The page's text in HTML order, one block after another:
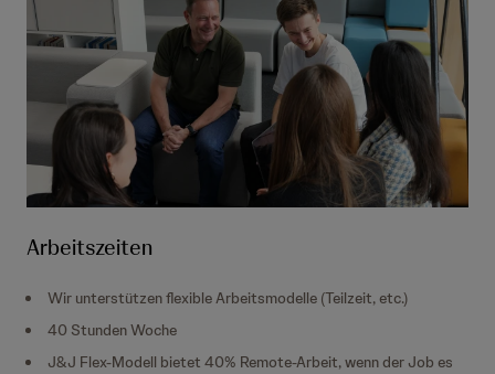
Arbeitszeiten
Wir unterstützen flexible Arbeitsmodelle (Teilzeit, etc.)
40 Stunden Woche
J&J Flex-Modell bietet 40% Remote-Arbeit, wenn der Job es